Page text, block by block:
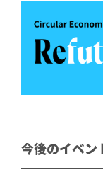
今後のイベン